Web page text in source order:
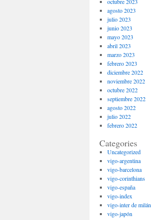
agosto 2023
julio 2023
junio 2023
mayo 2023
abril 2023
marzo 2023
febrero 2023
diciembre 2022
noviembre 2022
octubre 2022
septiembre 2022
agosto 2022
julio 2022
febrero 2022
Categories
Uncategorized
vigo-argentina
vigo-barcelona
vigo-corinthians
vigo-españa
vigo-index
vigo-inter de milán
vigo-japón